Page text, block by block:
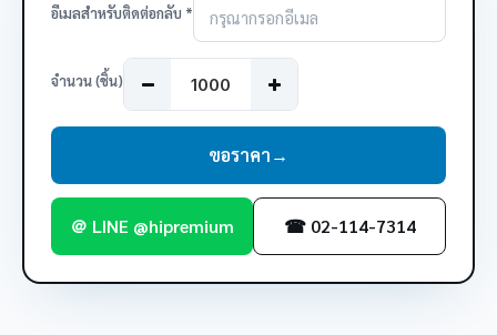
อีเมลสำหรับติดต่อกลับ *
จำนวน (ชิ้น)
ขอราคา→
＠ LINE @hipremium ☎ 02-114-7314